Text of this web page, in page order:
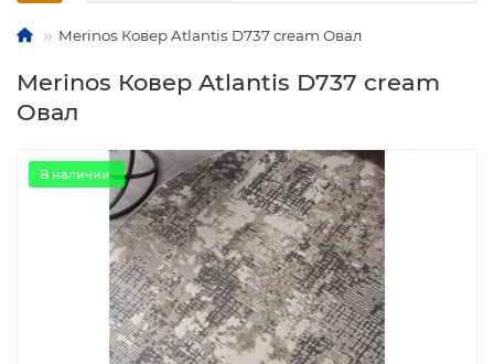
Merinos Ковер Atlantis D737 cream Овал
Merinos Ковер Atlantis D737 cream
Овал
В наличии.